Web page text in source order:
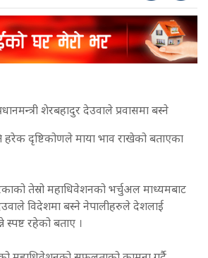
शेरबहादुर देउवाले प्रवासमा बस्ने
हरेक दृष्टिकोणले माया भाव राखेको बताएका
तेस्रो महाधिवेशनको भर्चुअल माध्यमबाट
देउवाले विदेशमा बस्ने नेपालीहरुले देशलाई
स्पष्ट रहेको बताए ।